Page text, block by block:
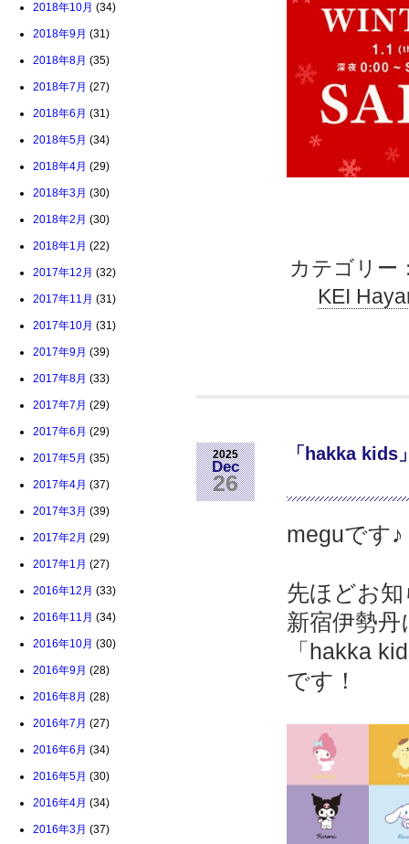
2018年10月 (34)
2018年9月 (31)
2018年8月 (35)
2018年7月 (27)
2018年6月 (31)
2018年5月 (34)
2018年4月 (29)
2018年3月 (30)
2018年2月 (30)
2018年1月 (22)
2017年12月 (32)
2017年11月 (31)
2017年10月 (31)
2017年9月 (39)
2017年8月 (33)
2017年7月 (29)
2017年6月 (29)
2017年5月 (35)
2017年4月 (37)
2017年3月 (39)
2017年2月 (29)
2017年1月 (27)
2016年12月 (33)
2016年11月 (34)
2016年10月 (30)
2016年9月 (28)
2016年8月 (28)
2016年7月 (27)
2016年6月 (34)
2016年5月 (30)
2016年4月 (34)
2016年3月 (37)
カテゴリー
KEI
2025
Dec
26
「hakka kids
meguです♪
先ほどお
新宿伊勢
「hakka
です！